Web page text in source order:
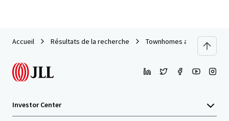
Accueil Résultats de la recherche Townhomes at Highcrest
Investor Center